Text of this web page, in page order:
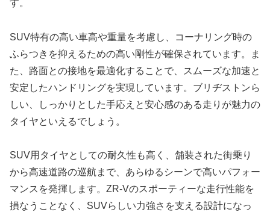
す。
SUV特有の高い車高や重量を考慮し、コーナリング時の
ふらつきを抑えるための高い剛性が確保されています。ま
た、路面との接地を最適化することで、スムーズな加速と
安定したハンドリングを実現しています。ブリヂストンら
しい、しっかりとした手応えと安心感のある走りが魅力の
タイヤといえるでしょう。
SUV用タイヤとしての耐久性も高く、舗装された街乗り
から高速道路の巡航まで、あらゆるシーンで高いパフォー
マンスを発揮します。ZR-Vのスポーティーな走行性能を
損なうことなく、SUVらしい力強さを支える設計になっ